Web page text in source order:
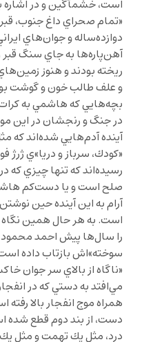
است، خشمآگين و در
«تمام صحراي داغ جنوب،
دوازده‌ساله و جوان‌هاي
آهن‌پاره‌ها به جاي سنگ
ريخته بودند و هنوز
و علف طالب خون و گوشت
بچه‌هايي كه هاشمي به
در جنگ و رنجشان در اين
آينده آدم‌هايي شده‌اند كه
«كودك، سرباز و دريا»ي ژرژ
رسيده‌اند كه تنها چيزي كه
صلح است و يا دست‌كم
آرام به اين آينده حين
است. به هر حال همين
را سال‌ها پيش احمد محمود
سوخته»اش بازتاب داده
«ناگاه از بالاي سر
مي‌افتد به دستي كه در
همراه موج انفجار بالا
دست، از بند دوم قطع
درد، مثل يك تهمت و مثل